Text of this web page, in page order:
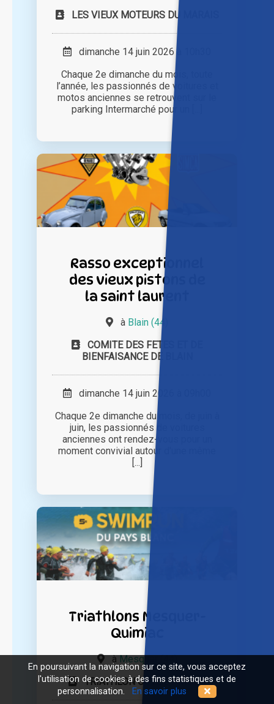
LES VIEUX MOTEURS DU MARAIS
dimanche 14 juin 2026 à 10h30
Chaque 2e dimanche du mois, toute
l’année, les passionnés de voitures et
motos anciennes se retrouvent sur le
parking Intermarché pour un [...]
Rasso exceptionnel
des vieux pistons de
la saint laurent
à Blain (44)
COMITE DES FETES ET DE
BIENFAISANCE DE BLAIN
dimanche 14 juin 2026 à 09h00
Chaque 2e dimanche du mois, de juin à
juin, les passionnés de voitures
anciennes ont rendez-vous pour un
moment convivial autour d'une même
[...]
Triathlons Mesquer-
Quimiac
à Mesquer (44)
TRIATHLON COTE D'AMOUR
En poursuivant la navigation sur ce site, vous acceptez
l'utilisation de cookies à des fins statistiques et de
personnalisation.
En savoir plus